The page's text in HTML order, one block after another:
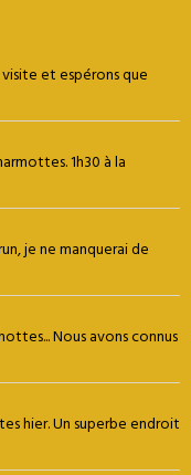
et espérons que
1h30 à la
je ne manquerai de
Nous avons connus
hier. Un superbe endroit